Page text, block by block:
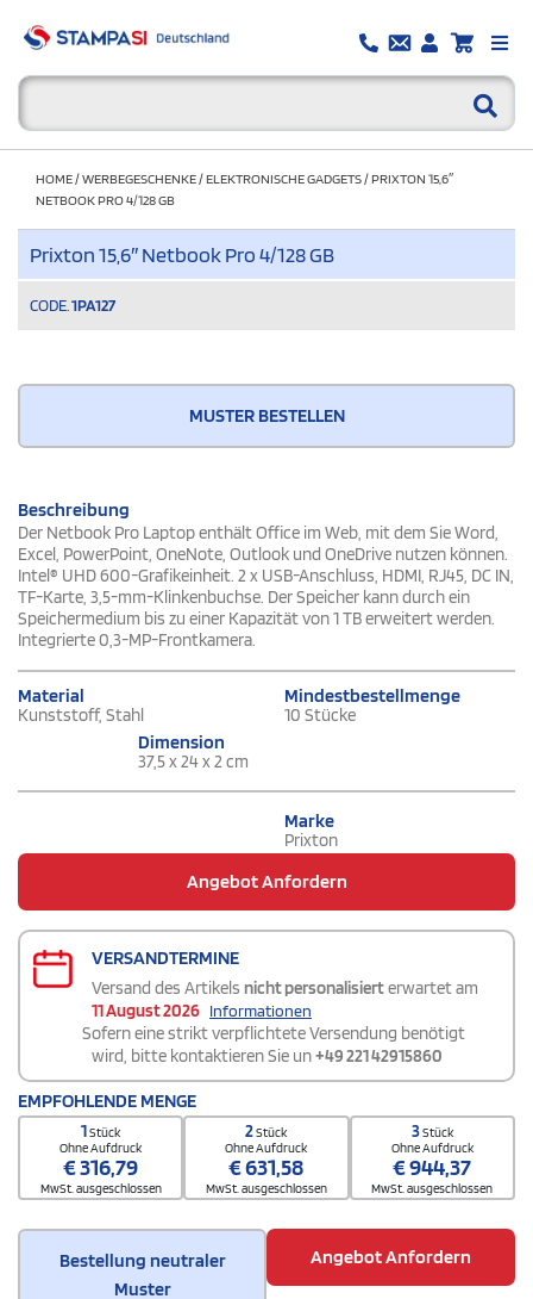
HOME/WERBEGESCHENKE/ELEKTRONISCHE GADGETS/PRIXTON 15,6″
NETBOOK PRO 4/128 GB
Prixton 15,6″ Netbook Pro 4/128 GB
CODE. 1PA127
MUSTER BESTELLEN
Beschreibung
Der Netbook Pro Laptop enthält Office im Web, mit dem Sie Word,
Excel, PowerPoint, OneNote, Outlook und OneDrive nutzen können.
Intel® UHD 600-Grafikeinheit. 2 x USB-Anschluss, HDMI, RJ45, DC IN,
TF-Karte, 3,5-mm-Klinkenbuchse. Der Speicher kann durch ein
Speichermedium bis zu einer Kapazität von 1 TB erweitert werden.
Integrierte 0,3-MP-Frontkamera.
Material
Kunststoff, Stahl
Mindestbestellmenge
10 Stücke
Dimension
37,5 x 24 x 2 cm
Marke
Prixton
Angebot Anfordern
VERSANDTERMINE
Versand des Artikels nicht personalisierterwartet am
11 August 2026 Informationen
Sofern eine strikt verpflichtete Versendung benötigt
wird, bitte kontaktieren Sie un+49 221 42915860
EMPFOHLENDE MENGE
1Stück
Ohne Aufdruck
€316,79
MwSt. ausgeschlossen
2Stück
Ohne Aufdruck
€631,58
MwSt. ausgeschlossen
3Stück
Ohne Aufdruck
€944,37
MwSt. ausgeschlossen
Bestellung neutraler
Muster
Angebot Anfordern